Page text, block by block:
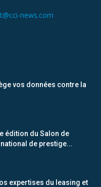
news.com
vos données contre la
édition du Salon de
de prestige...
expertises du leasing et